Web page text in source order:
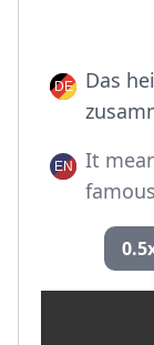
Das
It